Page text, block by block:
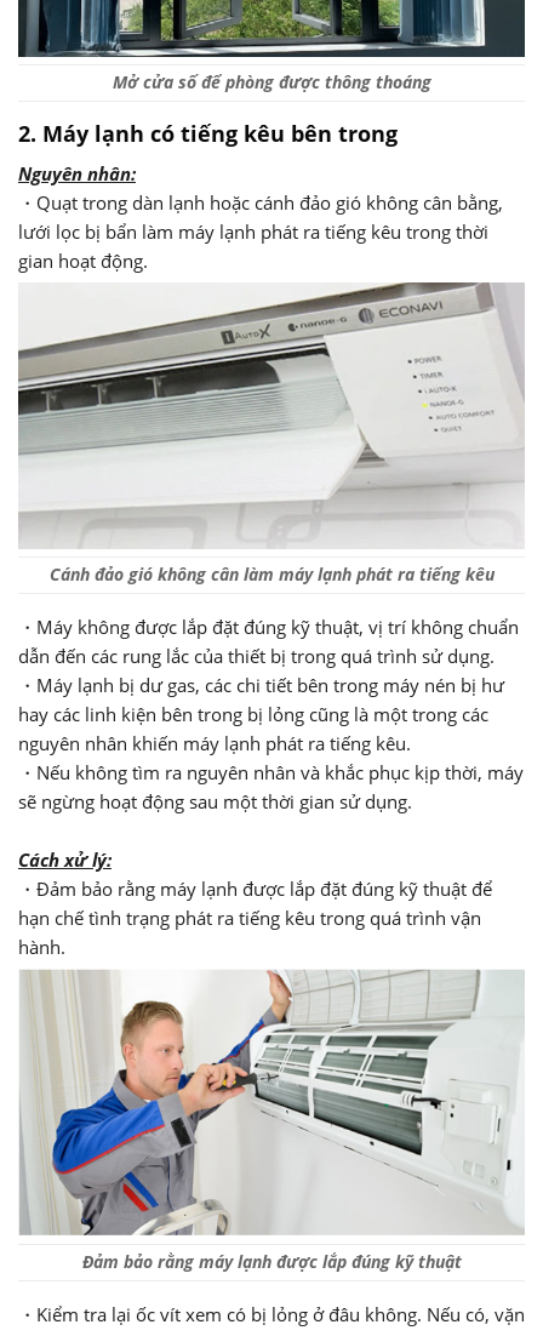
Mở cửa số để phòng được thông thoáng
2. Máy lạnh có tiếng kêu bên trong
Nguyên nhân:
・Quạt trong dàn lạnh hoặc cánh đảo gió không cân bằng,
lưới lọc bị bẩn làm máy lạnh phát ra tiếng kêu trong thời
gian hoạt động.
Cánh đảo gió không cân làm máy lạnh phát ra tiếng kêu
・Máy không được lắp đặt đúng kỹ thuật, vị trí không chuẩn
dẫn đến các rung lắc của thiết bị trong quá trình sử dụng.
・Máy lạnh bị dư gas, các chi tiết bên trong máy nén bị hư
hay các linh kiện bên trong bị lỏng cũng là một trong các
nguyên nhân khiến máy lạnh phát ra tiếng kêu.
・Nếu không tìm ra nguyên nhân và khắc phục kịp thời, máy
sẽ ngừng hoạt động sau một thời gian sử dụng.
Cách xử lý:
・Đảm bảo rằng máy lạnh được lắp đặt đúng kỹ thuật để
hạn chế tình trạng phát ra tiếng kêu trong quá trình vận
hành.
Đảm bảo rằng máy lạnh được lắp đúng kỹ thuật
・Kiểm tra lại ốc vít xem có bị lỏng ở đâu không. Nếu có, vặn